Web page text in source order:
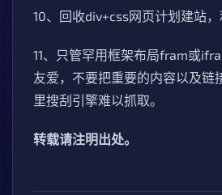
10、回收div+css网页计划建站
11、只管罕用框架布局fram或
友爱，不要把重要的内容以及链
里搜刮引擎难以抓取。
转载请注明出处。